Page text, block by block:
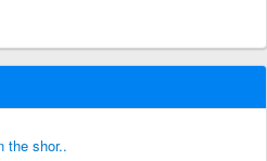
the shor..